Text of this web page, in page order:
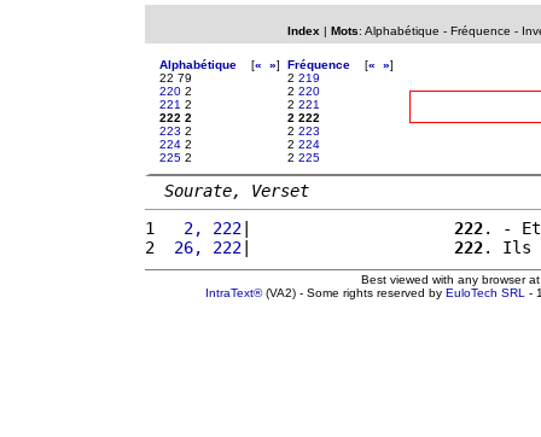
Index | Mots: Alphabétique - Fréquence -
Alphabétique [« »]
22 79
220 2
221 2
222 2
223 2
224 2
225 2
Fréquence [« »]
2 219
2 220
2 221
2 222
2 223
2 224
2 225
Sourate, Verset
1
  2, 222
222. -
2
26, 222 222. Ils
Best viewed with any browser
IntraText®(VA2) - Some rights reserved by EuloTech SRL -